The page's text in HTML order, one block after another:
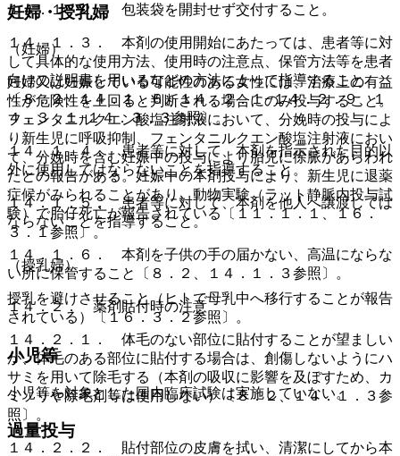
１４．１．２． 包装袋を開封せず交付すること。
１４．１．３． 本剤の使用開始にあたっては、患者等に対
して具体的な使用方法、使用時の注意点、保管方法等を患者
向けの説明書を用いるなどの方法によって指導すること
〔８．２、１４．１．６、１４．２．１−１４．２．９、１
４．３．１−１４．３．３参照〕。
１４．１．４． 患者等に対して、本剤を指示された目的以
外に使用してはならないことを指導すること。
１４．１．５． 患者等に対して、本剤を他人へ譲渡しては
ならないことを指導すること。
１４．１．６． 本剤を子供の手の届かない、高温にならな
い所に保管すること〔８．２、１４．１．３参照〕。
１４．２． 薬剤貼付時の注意
１４．２．１． 体毛のない部位に貼付することが望ましい
が、体毛のある部位に貼付する場合は、創傷しないようにハ
サミを用いて除毛する（本剤の吸収に影響を及ぼすため、カ
ミソリや除毛剤等は使用しない）〔８．２、１４．１．３参
照〕。
１４．２．２． 貼付部位の皮膚を拭い、清潔にしてから本
妊婦・授乳婦
（妊婦）
妊婦又は妊娠している可能性のある女性には、治療上の有益
性が危険性を上回ると判断される場合にのみ投与すること。
フェンタニルクエン酸塩注射液において、分娩時の投与によ
り新生児に呼吸抑制、フェンタニルクエン酸塩注射液におい
て、分娩時を含む妊娠中の投与により胎児に徐脈があらわれ
たとの報告がある。妊娠中の本剤投与により、新生児に退薬
症候がみられることがあり、動物実験（ラット静脈内投与試
験）で胎仔死亡が報告されている〔１１．１．１、１６．
３．１参照〕。
（授乳婦）
授乳を避けさせること（ヒトで母乳中へ移行することが報告
されている）〔１６．３．２参照〕。
小児等
小児等を対象とした国内臨床試験は実施していない。
過量投与